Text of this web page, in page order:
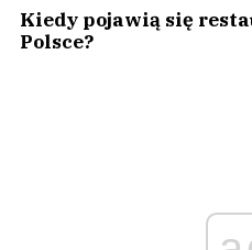
Kiedy pojawią się
Polsce?